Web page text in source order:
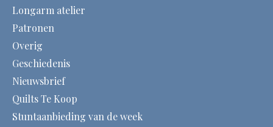
Longarm atelier
Patronen
Overig
Geschiedenis
Nieuwsbrief
Quilts Te Koop
Stuntaanbieding van de week